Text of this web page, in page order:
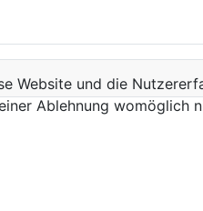
Website und die
Ablehnung womöglich